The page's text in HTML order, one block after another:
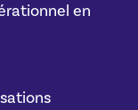
en